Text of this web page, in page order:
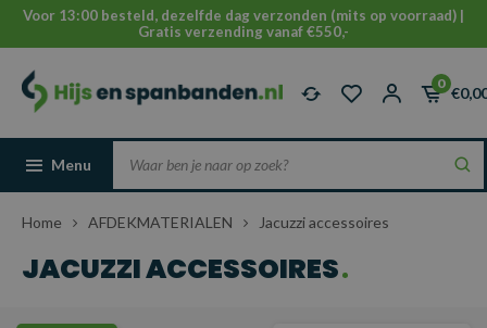
Voor 13:00 besteld, dezelfde dag verzonden (mits op voorraad) |
Gratis verzending vanaf €550,-
0
Menu
Home AFDEKMATERIALEN Jacuzzi accessoires
JACUZZI ACCESSOIRES